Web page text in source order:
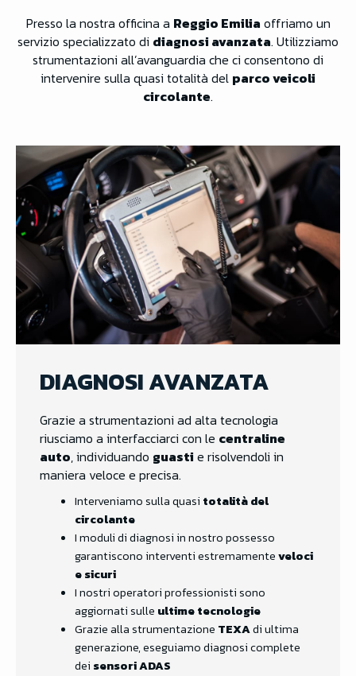
Presso la nostra officina a Reggio Emilia offriamo un
servizio specializzato di diagnosi avanzata. Utilizziamo
strumentazioni all’avanguardia che ci consentono di
intervenire sulla quasi totalità del parco veicoli
circolante.
DIAGNOSI AVANZATA
Grazie a strumentazioni ad alta tecnologia
riusciamo a interfacciarci con le centraline
auto, individuando guasti e risolvendoli in
maniera veloce e precisa.
Interveniamo sulla quasi totalità del
circolante
I moduli di diagnosi in nostro possesso
garantiscono interventi estremamenteveloci
e sicuri
I nostri operatori professionisti sono
aggiornati sulle ultime tecnologie
Grazie alla strumentazione TEXAdi ultima
generazione, eseguiamo diagnosi complete
dei sensori ADAS